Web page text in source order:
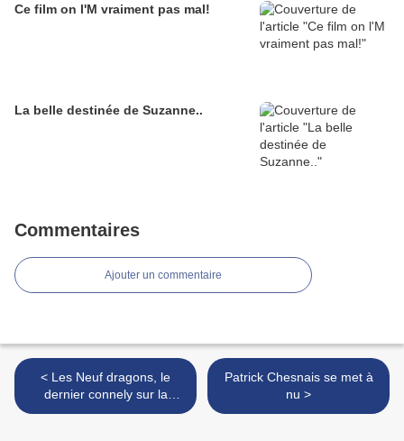
Ce film on l'M vraiment pas mal!
La belle destinée de Suzanne..
Commentaires
Ajouter un commentaire
< Les Neuf dragons, le
dernier connely sur la
selette
Patrick Chesnais se met à
nu >